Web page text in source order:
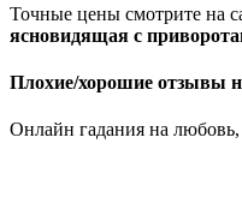
Точные цены смотрите на
ясновидящая с
Плохие/хорошие отзывы
Онлайн гадания на